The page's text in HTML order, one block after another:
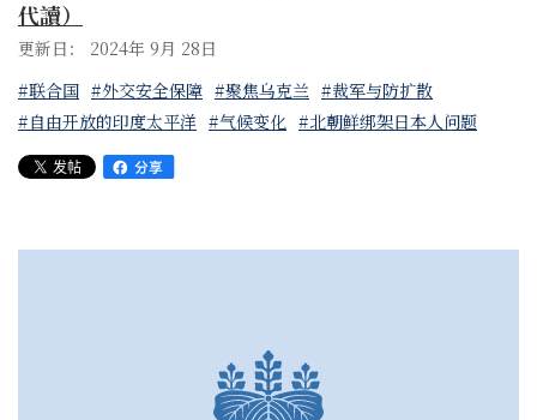
代讀）
更新日： 2024年 9月 28日
#联合国 #外交安全保障 #聚焦乌克兰 #裁军与防扩散
#自由开放的印度太平洋 #气候变化 #北朝鲜绑架日本人问题